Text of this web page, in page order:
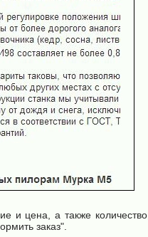
и цена, а также количество,
заказ".